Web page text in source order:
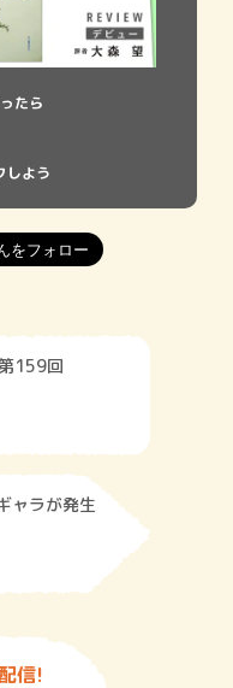
たら
しよう
159回
ャラが発生
信!